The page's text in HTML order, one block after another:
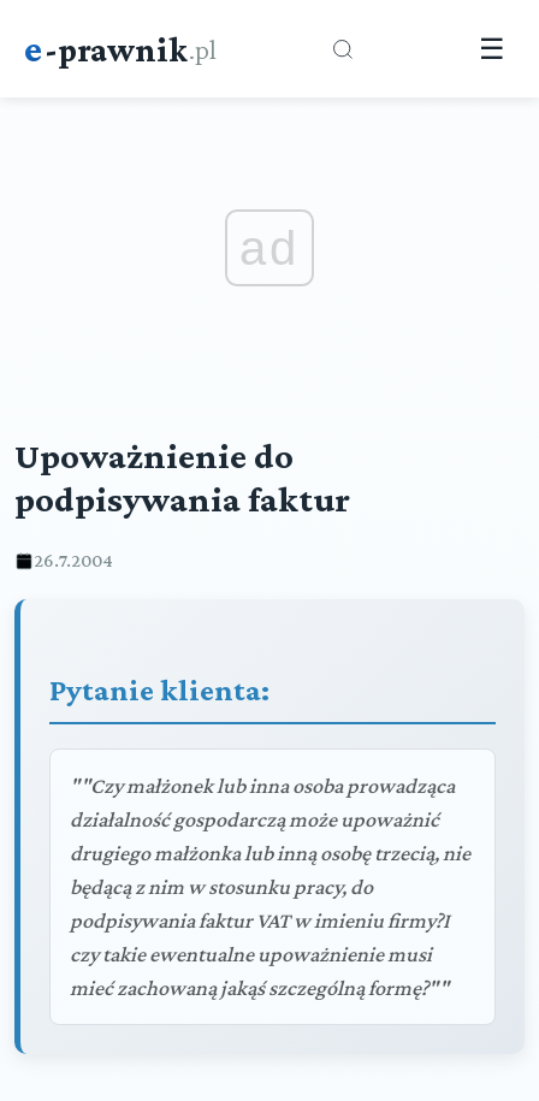
e-prawnik.pl ☰
ad
Upoważnienie do
podpisywania faktur
26.7.2004
Pytanie klienta:
""Czy małżonek lub inna osoba prowadząca
działalność gospodarczą może upoważnić
drugiego małżonka lub inną osobę trzecią, nie
będącą z nim w stosunku pracy, do
podpisywania faktur VAT w imieniu firmy?I
czy takie ewentualne upoważnienie musi
mieć zachowaną jakąś szczególną formę?""